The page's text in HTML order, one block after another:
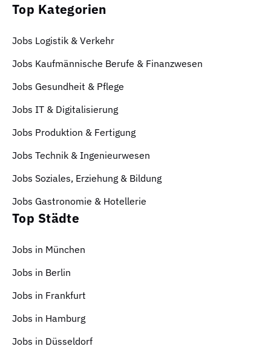
Top Kategorien
Jobs Logistik & Verkehr
Jobs Kaufmännische Berufe & Finanzwesen
Jobs Gesundheit & Pflege
Jobs IT & Digitalisierung
Jobs Produktion & Fertigung
Jobs Technik & Ingenieurwesen
Jobs Soziales, Erziehung & Bildung
Jobs Gastronomie & Hotellerie
Top Städte
Jobs in München
Jobs in Berlin
Jobs in Frankfurt
Jobs in Hamburg
Jobs in Düsseldorf